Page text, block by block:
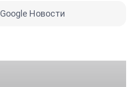
Google Новости